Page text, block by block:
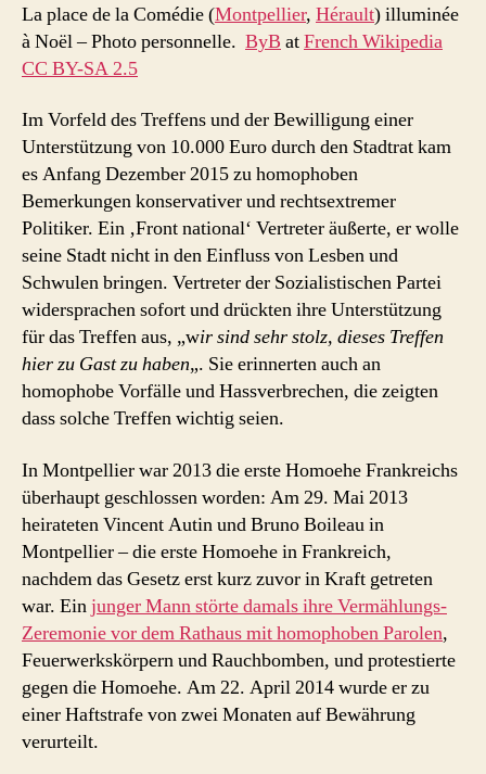
La place de la Comédie (Montpellier, Hérault) illuminée
à Noël – Photo personnelle. ByB atFrench Wikipedia
CC BY-SA 2.5
Im Vorfeld des Treffens und der Bewilligung einer
Unterstützung von 10.000 Euro durch den Stadtrat kam
es Anfang Dezember 2015 zu homophoben
Bemerkungen konservativer und rechtsextremer
Politiker. Ein ‚Front national‘ Vertreter äußerte, er wolle
seine Stadt nicht in den Einfluss von Lesben und
Schwulen bringen. Vertreter der Sozialistischen Partei
widersprachen sofort und drückten ihre Unterstützung
für das Treffen aus, „wir sind sehr stolz, dieses Treffen
hier zu Gast zu haben„. Sie erinnerten auch an
homophobe Vorfälle und Hassverbrechen, die zeigten
dass solche Treffen wichtig seien.
In Montpellier war 2013 die erste Homoehe Frankreichs
überhaupt geschlossen worden: Am 29. Mai 2013
heirateten Vincent Autin und Bruno Boileau in
Montpellier – die erste Homoehe in Frankreich,
nachdem das Gesetz erst kurz zuvor in Kraft getreten
war. Einjunger Mann störte damals ihre Vermählungs-
Zeremonie vor dem Rathaus mit homophoben Parolen,
Feuerwerkskörpern und Rauchbomben, und protestierte
gegen die Homoehe. Am 22. April 2014 wurde er zu
einer Haftstrafe von zwei Monaten auf Bewährung
verurteilt.